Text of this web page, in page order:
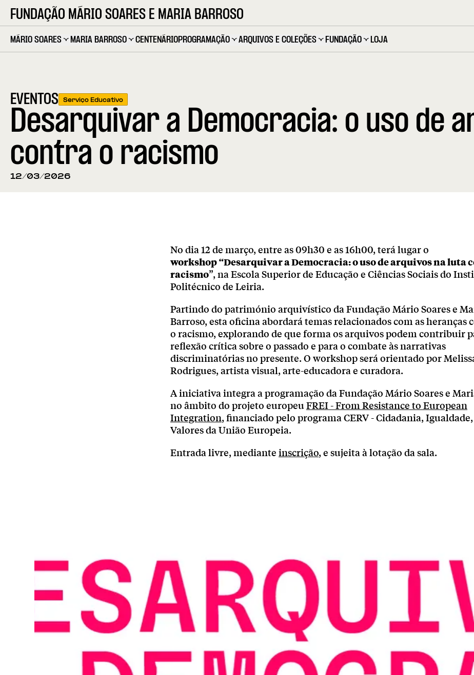
FUNDAÇÃO MÁRIO SOARES E MARIA BARROSO
MÁRIO SOARES MARIA BARROSO CENTENÁRIOPROGRAMAÇÃO ARQUIVOS E COLEÇÕES FUNDAÇÃO LOJA
EVENTOS Serviço Educativo
Desarquivar a Democracia: o uso de
contra o racismo
12/03/2026
No dia 12 de março, entre as 09h30 e as 16h00, terá lugar o
workshop “Desarquivar a Democracia: o uso de arquivos na luta
racismo”, na Escola Superior de Educação e Ciências Sociais do
Politécnico de Leiria.
Partindo do património arquivístico da Fundação Mário Soares e
Barroso, esta oficina abordará temas relacionados com as heranças
o racismo, explorando de que forma os arquivos podem contribuir
reflexão crítica sobre o passado e para o combate às narrativas
discriminatórias no presente. O workshop será orientado por
Rodrigues, artista visual, arte-educadora e curadora.
A iniciativa integra a programação da Fundação Mário Soares e
no âmbito do projeto europeuFREI - From Resistance to European
Integration, financiado pelo programa CERV - Cidadania,
Valores da União Europeia.
Entrada livre, mediante inscrição, e sujeita à lotação da sala.